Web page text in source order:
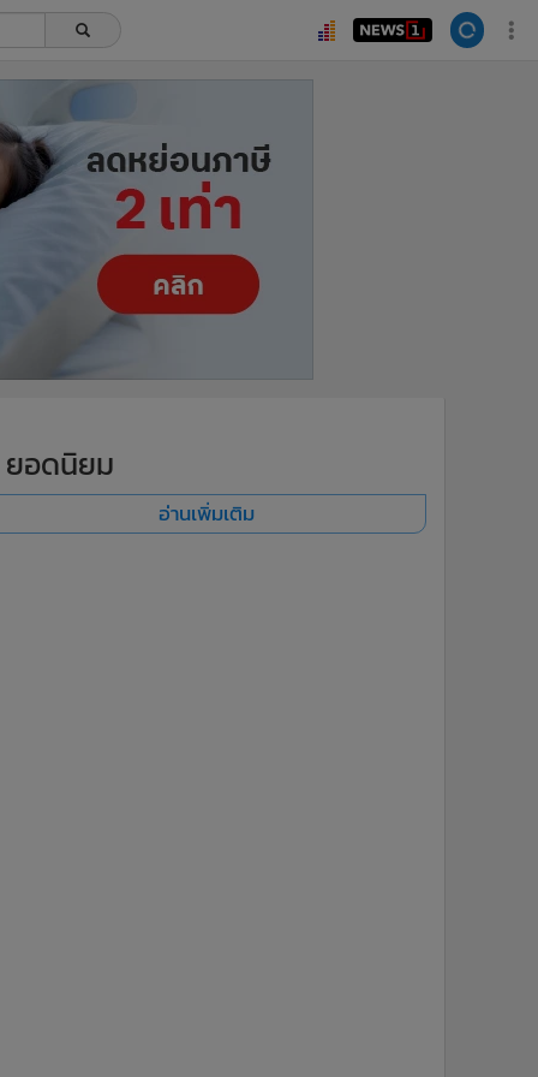
ยอดนิยม
อ่านเพิ่มเติม